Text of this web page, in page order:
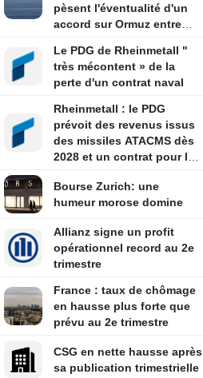
pèsent l'éventualité d'un
accord sur Ormuz entre
Le PDG de Rheinmetall "
très mécontent » de la
perte d'un contrat naval
Rheinmetall : le PDG
prévoit des revenus issus
des missiles ATACMS dès
2028 et un contrat pour le
Bourse Zurich: une
humeur morose domine
Allianz signe un profit
opérationnel record au 2e
trimestre
France : taux de chômage
en hausse plus forte que
prévu au 2e trimestre
CSG en nette hausse après
sa publication trimestrielle